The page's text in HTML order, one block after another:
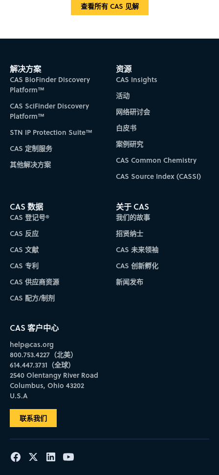
查看所有 CAS 见解
解决方案
CAS BioFinder Discovery
Platform™
CAS SciFinder Discovery
Platform™
STN IP Protection Suite™
CAS 定制服务
其他解决方案
资源
CAS Insights
活动
网络研讨会
白皮书
案例研究
CAS Common Chemistry
CAS Source Index (CASSI)
CAS 数据
CAS 登记号®
CAS 反应
CAS 文献
CAS 专利
CAS 供应商资源
CAS 配方/制剂
关于 CAS
我们的故事
招贤纳士
CAS 未来领袖
CAS 创新孵化
新闻发布
CAS 客户中心
help@cas.org
800.753.4227（北美）
614.447.3731（全球）
2540 Olentangy River Road
Columbus, Ohio 43202
U.S.A
联系我们